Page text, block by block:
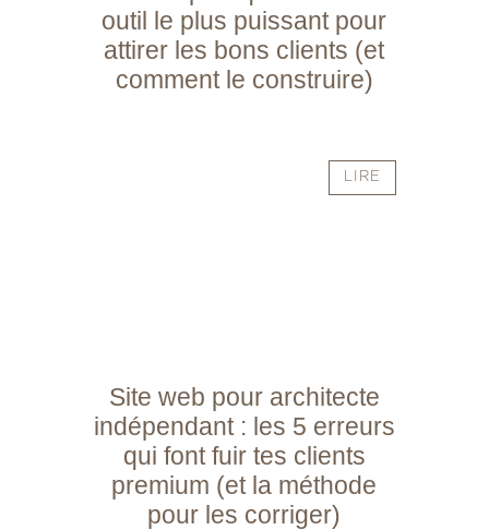
outil le plus puissant pour
attirer les bons clients (et
comment le construire)
LIRE
Site web pour architecte
indépendant : les 5 erreurs
qui font fuir tes clients
premium (et la méthode
pour les corriger)